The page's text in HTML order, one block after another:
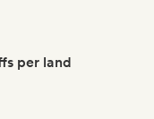
per land